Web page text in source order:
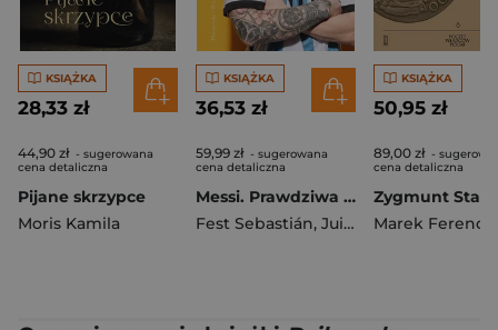
KSIĄŻKA
28,33 zł
44,90 zł - sugerowana
cena detaliczna
Pijane skrzypce
Moris Kamila
KSIĄŻKA
36,53 zł
59,99 zł - sugerowana
cena detaliczna
Messi. Prawdziwa historia najlepszego piłkarza świata
Fest Sebastián, Juillard Alexandre
KSIĄŻKA
50,95 zł
89,00 zł -
cena detaliczna
Zygmunt Stary
Marek Ferenc